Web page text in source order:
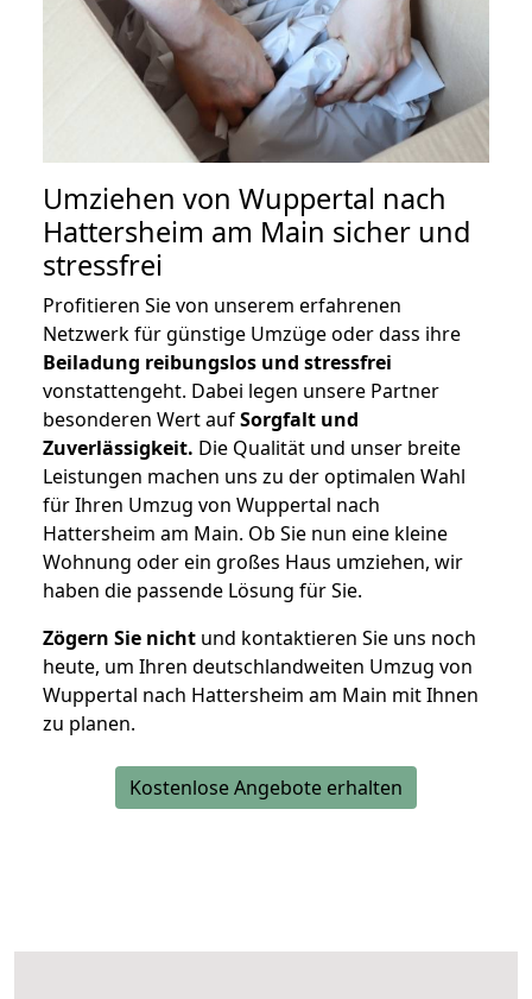
Umziehen von Wuppertal nach
Hattersheim am Main sicher und
stressfrei
Profitieren Sie von unserem erfahrenen
Netzwerk für günstige Umzüge oder dass ihre
Beiladung reibungslos und stressfrei
vonstattengeht. Dabei legen unsere Partner
besonderen Wert aufSorgfalt und
Zuverlässigkeit. Die Qualität und unser breite
Leistungen machen uns zu der optimalen Wahl
für Ihren Umzug von Wuppertal nach
Hattersheim am Main. Ob Sie nun eine kleine
Wohnung oder ein großes Haus umziehen, wir
haben die passende Lösung für Sie.
Zögern Sie nicht und kontaktieren Sie uns noch
heute, um Ihren deutschlandweiten Umzug von
Wuppertal nach Hattersheim am Main mit Ihnen
zu planen.
Kostenlose Angebote erhalten